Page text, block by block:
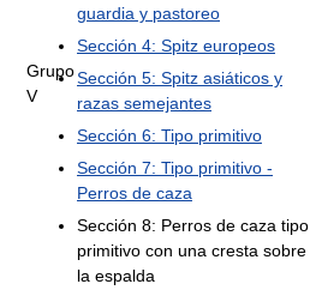
Grupo
V
guardia y pastoreo
Sección 4: Spitz europeos
Sección 5: Spitz asiáticos y
razas semejantes
Sección 6: Tipo primitivo
Sección 7: Tipo primitivo -
Perros de caza
Sección 8: Perros de caza tipo
primitivo con una cresta sobre
la espalda